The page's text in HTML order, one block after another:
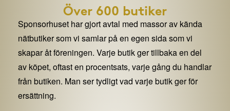
Över 600 butiker
Sponsorhuset har gjort avtal med massor av kända
nätbutiker som vi samlar på en egen sida som vi
skapar åt föreningen. Varje butik ger tillbaka en del
av köpet, oftast en procentsats, varje gång du handlar
från butiken. Man ser tydligt vad varje butik ger för
ersättning.